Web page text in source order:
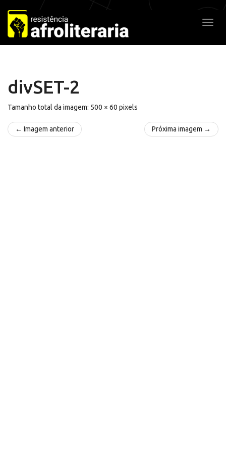
Pular
para
o
conteúdo
divSET-2
Tamanho total da imagem: 500 × 60 pixels
← Imagem anterior Próxima imagem →